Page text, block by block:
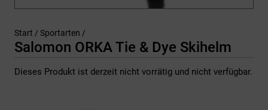
Start / Sportarten /
Salomon ORKA Tie & Dye Skihelm
Dieses Produkt ist derzeit nicht vorrätig und nicht verfügbar.